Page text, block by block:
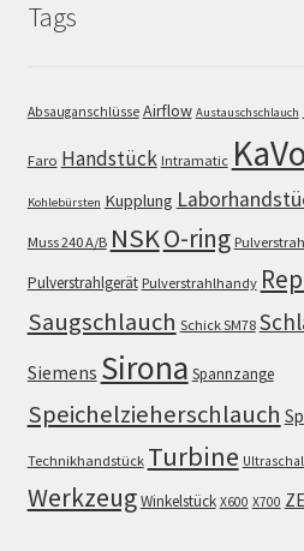
Tags
Absauganschlüsse Airflow Austauschschlauch
Faro Handstück Intramatic KaVo
Kohlebürsten Kupplung
Muss 240 A/B NSKO-ring
Pulverstrahlgerät Pulverstrahlhandy
Saugschlauch Schick SM78
Siemens Sirona Spannzange
Speichelzieherschlauch
Technikhandstück Turbine
WerkzeugWinkelstück X600 X700